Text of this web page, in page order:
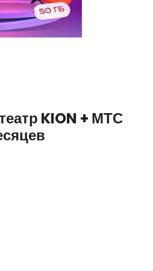
KION + МТС